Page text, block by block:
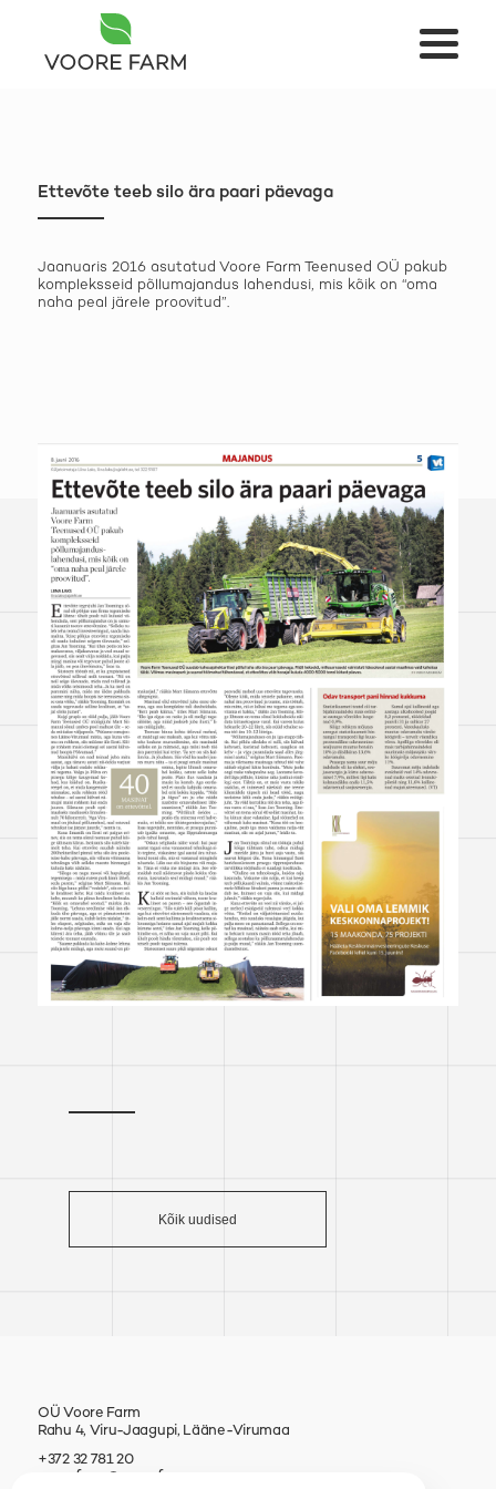
Ettevõte teeb silo ära paari päevaga
Jaanuaris 2016 asutatud Voore Farm Teenused OÜ pakub
kompleksseid põllumajandus lahendusi, mis kõik on “oma
naha peal järele proovitud”.
Kõik uudised
OÜ Voore Farm
Rahu 4, Viru-Jaagupi, Lääne-Virumaa
+372 32 781 20
voorefarm@voorefarm.ee